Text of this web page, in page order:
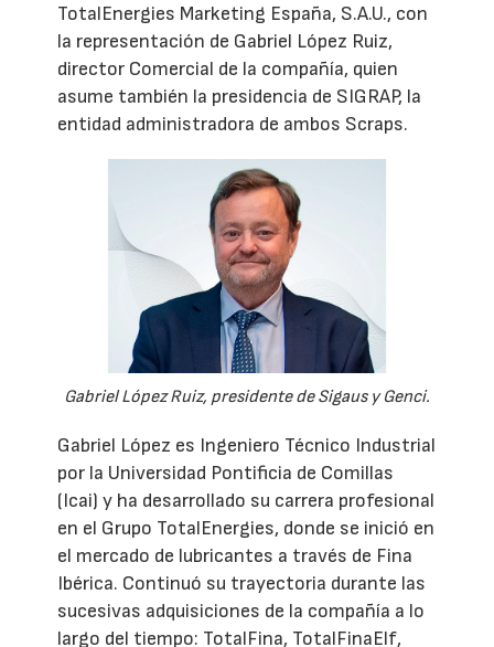
TotalEnergies Marketing España, S.A.U., con
la representación de Gabriel López Ruiz,
director Comercial de la compañía, quien
asume también la presidencia de SIGRAP, la
entidad administradora de ambos Scraps.
Gabriel López Ruiz, presidente de Sigaus y Genci.
Gabriel López es Ingeniero Técnico Industrial
por la Universidad Pontificia de Comillas
(Icai) y ha desarrollado su carrera profesional
en el Grupo TotalEnergies, donde se inició en
el mercado de lubricantes a través de Fina
Ibérica. Continuó su trayectoria durante las
sucesivas adquisiciones de la compañía a lo
largo del tiempo: TotalFina, TotalFinaElf,